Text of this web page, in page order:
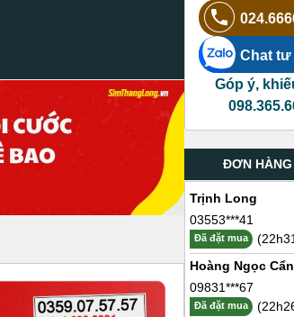
Chat tư
Góp ý,
ĐƠN
Trịnh Long
03553***41
Đã đặt mua
Hoàng Ngọc Cẩn
09831***67
Đã đặt mua